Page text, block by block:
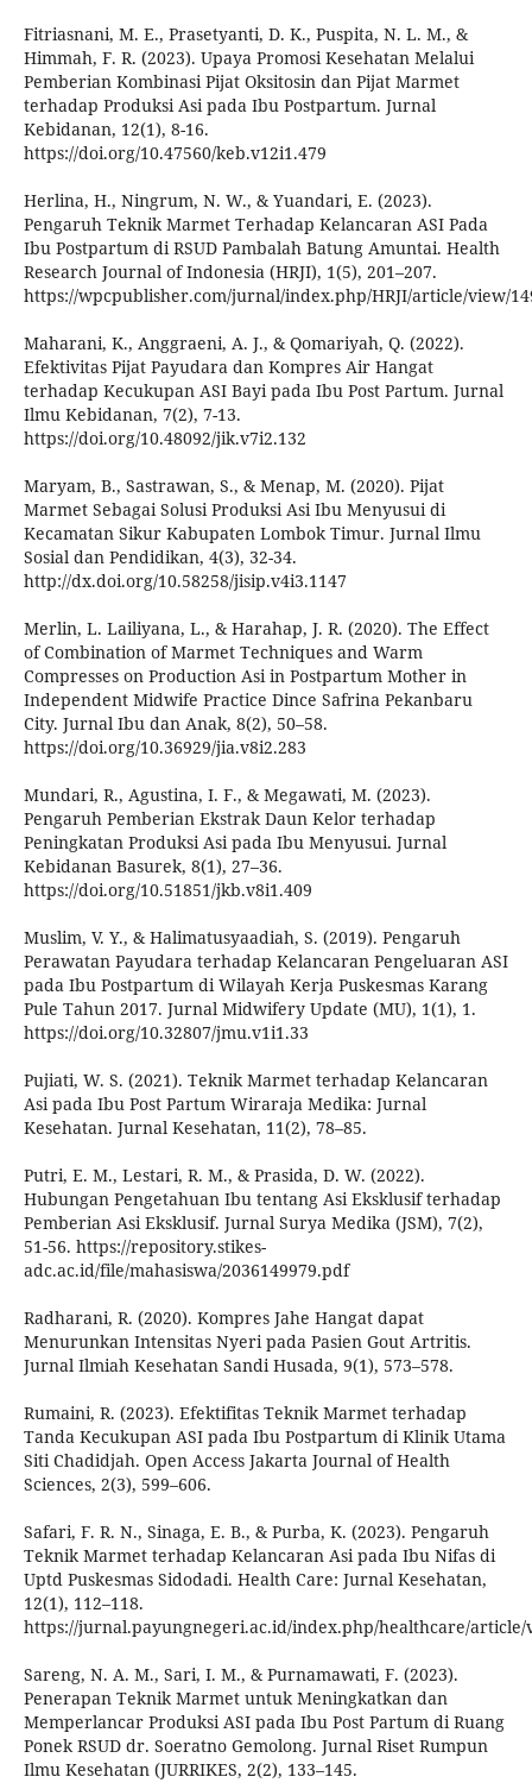
Fitriasnani, M. E., Prasetyanti, D. K., Puspita, N. L. M., &
Himmah, F. R. (2023). Upaya Promosi Kesehatan Melalui
Pemberian Kombinasi Pijat Oksitosin dan Pijat Marmet
terhadap Produksi Asi pada Ibu Postpartum. Jurnal
Kebidanan, 12(1), 8-16.
https://doi.org/10.47560/keb.v12i1.479
Herlina, H., Ningrum, N. W., & Yuandari, E. (2023).
Pengaruh Teknik Marmet Terhadap Kelancaran ASI Pada
Ibu Postpartum di RSUD Pambalah Batung Amuntai. Health
Research Journal of Indonesia (HRJI), 1(5), 201–207.
https://wpcpublisher.com/jurnal/index.php/HRJI/article/view/
Maharani, K., Anggraeni, A. J., & Qomariyah, Q. (2022).
Efektivitas Pijat Payudara dan Kompres Air Hangat
terhadap Kecukupan ASI Bayi pada Ibu Post Partum. Jurnal
Ilmu Kebidanan, 7(2), 7-13.
https://doi.org/10.48092/jik.v7i2.132
Maryam, B., Sastrawan, S., & Menap, M. (2020). Pijat
Marmet Sebagai Solusi Produksi Asi Ibu Menyusui di
Kecamatan Sikur Kabupaten Lombok Timur. Jurnal Ilmu
Sosial dan Pendidikan, 4(3), 32-34.
http://dx.doi.org/10.58258/jisip.v4i3.1147
Merlin, L. Lailiyana, L., & Harahap, J. R. (2020). The Effect
of Combination of Marmet Techniques and Warm
Compresses on Production Asi in Postpartum Mother in
Independent Midwife Practice Dince Safrina Pekanbaru
City. Jurnal Ibu dan Anak, 8(2), 50–58.
https://doi.org/10.36929/jia.v8i2.283
Mundari, R., Agustina, I. F., & Megawati, M. (2023).
Pengaruh Pemberian Ekstrak Daun Kelor terhadap
Peningkatan Produksi Asi pada Ibu Menyusui. Jurnal
Kebidanan Basurek, 8(1), 27–36.
https://doi.org/10.51851/jkb.v8i1.409
Muslim, V. Y., & Halimatusyaadiah, S. (2019). Pengaruh
Perawatan Payudara terhadap Kelancaran Pengeluaran ASI
pada Ibu Postpartum di Wilayah Kerja Puskesmas Karang
Pule Tahun 2017. Jurnal Midwifery Update (MU), 1(1), 1.
https://doi.org/10.32807/jmu.v1i1.33
Pujiati, W. S. (2021). Teknik Marmet terhadap Kelancaran
Asi pada Ibu Post Partum Wiraraja Medika: Jurnal
Kesehatan. Jurnal Kesehatan, 11(2), 78–85.
Putri, E. M., Lestari, R. M., & Prasida, D. W. (2022).
Hubungan Pengetahuan Ibu tentang Asi Eksklusif terhadap
Pemberian Asi Eksklusif. Jurnal Surya Medika (JSM), 7(2),
51-56. https://repository.stikes-
adc.ac.id/file/mahasiswa/2036149979.pdf
Radharani, R. (2020). Kompres Jahe Hangat dapat
Menurunkan Intensitas Nyeri pada Pasien Gout Artritis.
Jurnal Ilmiah Kesehatan Sandi Husada, 9(1), 573–578.
Rumaini, R. (2023). Efektifitas Teknik Marmet terhadap
Tanda Kecukupan ASI pada Ibu Postpartum di Klinik Utama
Siti Chadidjah. Open Access Jakarta Journal of Health
Sciences, 2(3), 599–606.
Safari, F. R. N., Sinaga, E. B., & Purba, K. (2023). Pengaruh
Teknik Marmet terhadap Kelancaran Asi pada Ibu Nifas di
Uptd Puskesmas Sidodadi. Health Care: Jurnal Kesehatan,
12(1), 112–118.
https://jurnal.payungnegeri.ac.id/index.php/healthcare/article/
Sareng, N. A. M., Sari, I. M., & Purnamawati, F. (2023).
Penerapan Teknik Marmet untuk Meningkatkan dan
Memperlancar Produksi ASI pada Ibu Post Partum di Ruang
Ponek RSUD dr. Soeratno Gemolong. Jurnal Riset Rumpun
Ilmu Kesehatan (JURRIKES, 2(2), 133–145.